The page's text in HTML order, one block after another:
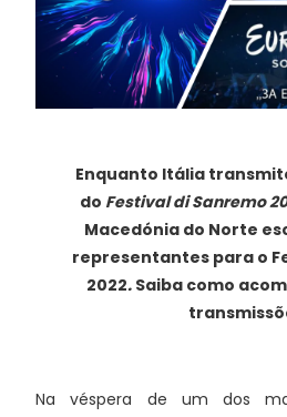
Enquanto Itália
do Festival di Sanremo
Macedónia do Norte
representantes para o
2022.Saiba como
Na véspera de um dos